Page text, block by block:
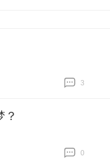
3
？
0